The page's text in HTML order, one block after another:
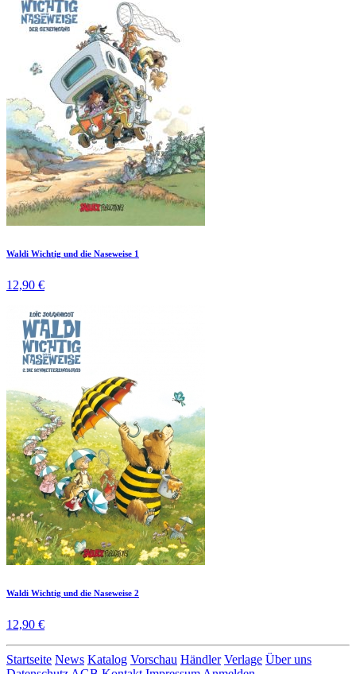
Waldi Wichtig und die Naseweise 1
12,90 €
Waldi Wichtig und die Naseweise 2
12,90 €
Startseite News Katalog Vorschau Händler Verlage Über uns